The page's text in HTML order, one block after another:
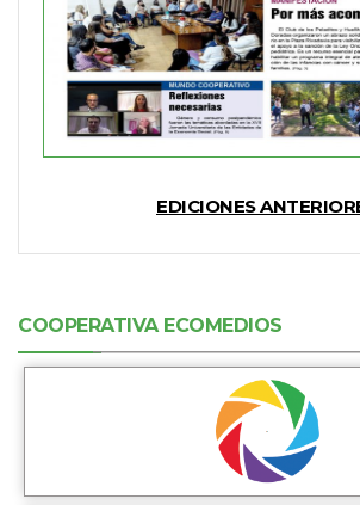
EDICIONES
COOPERATIVA ECOMEDIOS